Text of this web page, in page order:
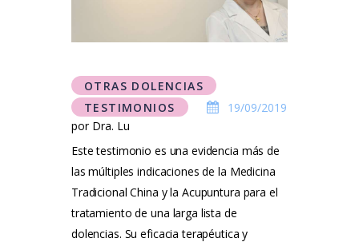
Método Tung
Blog
Contacto
OTRAS DOLENCIAS
TESTIMONIOS
19/09/2019
por Dra. Lu
Este testimonio es una evidencia más de
las múltiples indicaciones de la Medicina
Tradicional China y la Acupuntura para el
tratamiento de una larga lista de
dolencias. Su eficacia terapéutica y